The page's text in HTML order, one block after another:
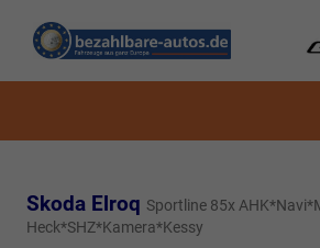
Skoda Elroq Sportline 85x
Heck*SHZ*Kamera*Kessy